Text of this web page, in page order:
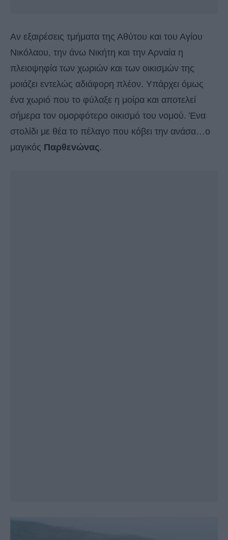
Αν εξαιρέσεις τμήματα της Αθύτου και του Αγίου
Νικόλαου, την άνω Νικήτη και την Αρναία η
πλειοψηφία των χωριών και των οικισμών της
μοιάζει εντελώς αδιάφορη πλέον. Υπάρχει όμως
ένα χωριό που το φύλαξε η μοίρα και αποτελεί
σήμερα τον ομορφότερο οικισμό του νομού. Ένα
στολίδι με θέα το πέλαγο που κόβει την ανάσα…ο
μαγικός Παρθενώνας.